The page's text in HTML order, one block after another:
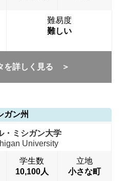
難易度
難しい
を詳しく見る ＞
ガン州
・ミシガン大学
University
学生数
10,100人
立地
小さな町